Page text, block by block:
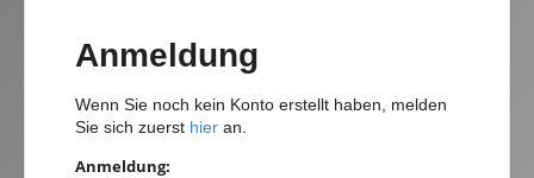
Anmeldung
Wenn Sie noch kein Konto erstellt haben, melden
Sie sich zuerst hier an.
Anmeldung: